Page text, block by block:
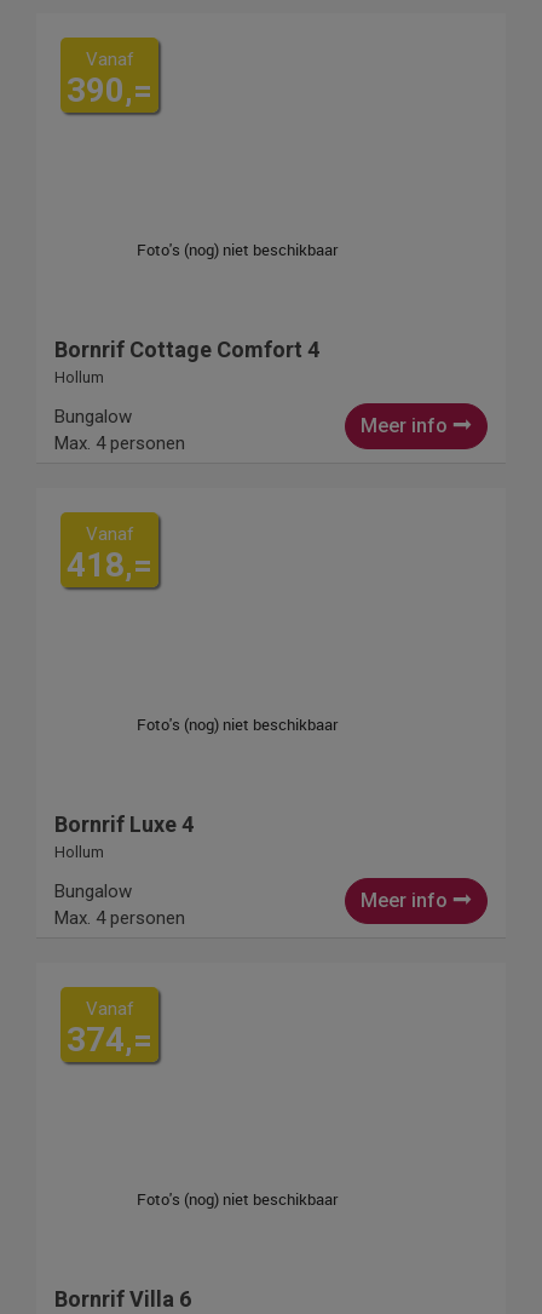
Vanaf
390,=
Bornrif Cottage Comfort 4
Hollum
Meer info
Bungalow
Max. 4 personen
Vanaf
418,=
Bornrif Luxe 4
Hollum
Meer info
Bungalow
Max. 4 personen
Vanaf
374,=
Bornrif Villa 6